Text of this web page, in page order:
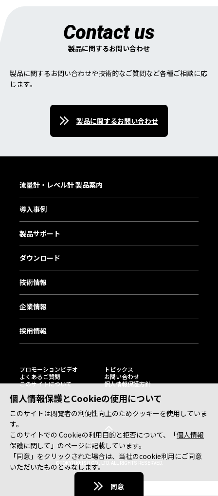
Contact us
製品に関するお問い合わせ
製品に関するお問い合わせや技術的なご質問など各種ご相談に応
じます。
製品に関するお問い合わせ
個人情報保護とCookieの使用について
このサイトは閲覧者の利便性向上のためクッキーを使用していま
す。
このサイトでの Cookieの利用目的と拒否について、「個人情報
保護に関して 」のページに記載しています。
「同意」をクリックされた場合は、当社のcookie利用にご同意
いただいたものとみなします。
同意
流量計・レベル計 製品案内
導入事例
製品サポート
ダウンロード
技術情報
企業情報
採用情報
プロモーションビデオ
トピックス
よくあるご質問
お問い合わせ
このサイトについて
個人情報保護方針
©TOKYO KEISO CO., LTD. ALL RIGHTS RESERVED.